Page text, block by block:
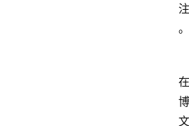
注
。
在
博
文